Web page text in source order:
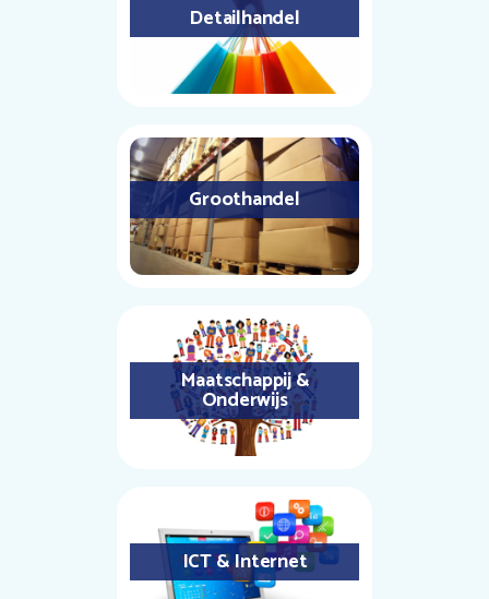
Detailhandel
Groothandel
Maatschappij &
Onderwijs
ICT & Internet